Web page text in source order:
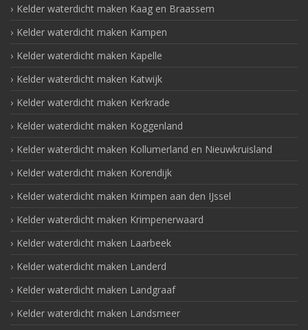
Kelder waterdicht maken Kaag en Braassem
Kelder waterdicht maken Kampen
Kelder waterdicht maken Kapelle
Kelder waterdicht maken Katwijk
Kelder waterdicht maken Kerkrade
Kelder waterdicht maken Koggenland
Kelder waterdicht maken Kollumerland en Nieuwkruisland
Kelder waterdicht maken Korendijk
Kelder waterdicht maken Krimpen aan den IJssel
Kelder waterdicht maken Krimpenerwaard
Kelder waterdicht maken Laarbeek
Kelder waterdicht maken Landerd
Kelder waterdicht maken Landgraaf
Kelder waterdicht maken Landsmeer